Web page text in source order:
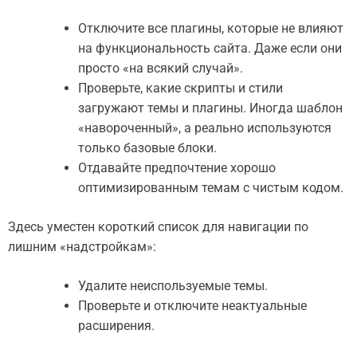
Отключите все плагины, которые не влияют
на функциональность сайта. Даже если они
просто «на всякий случай».
Проверьте, какие скрипты и стили
загружают темы и плагины. Иногда шаблон
«навороченный», а реально используются
только базовые блоки.
Отдавайте предпочтение хорошо
оптимизированным темам с чистым кодом.
Здесь уместен короткий список для навигации по
лишним «надстройкам»:
Удалите неиспользуемые темы.
Проверьте и отключите неактуальные
расширения.